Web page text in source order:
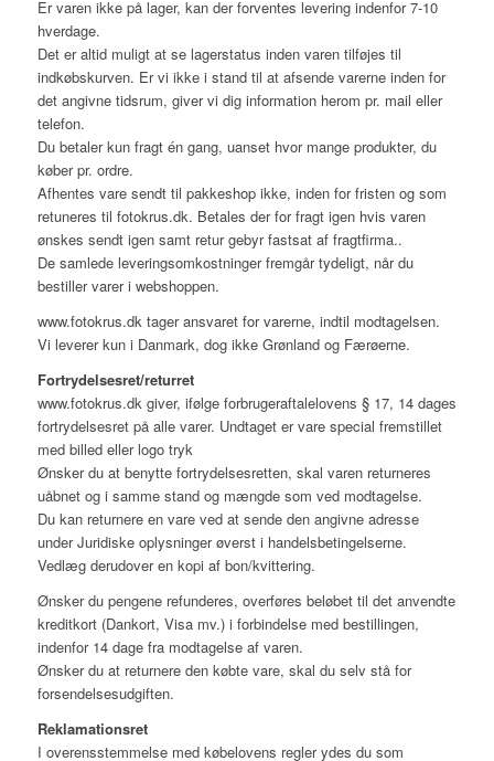
Er varen ikke på lager, kan der forventes levering indenfor 7-10
hverdage.
Det er altid muligt at se lagerstatus inden varen tilføjes til
indkøbskurven. Er vi ikke i stand til at afsende varerne inden for
det angivne tidsrum, giver vi dig information herom pr. mail eller
telefon.
Du betaler kun fragt én gang, uanset hvor mange produkter, du
køber pr. ordre.
Afhentes vare sendt til pakkeshop ikke, inden for fristen og som
retuneres til fotokrus.dk. Betales der for fragt igen hvis varen
ønskes sendt igen samt retur gebyr fastsat af fragtfirma..
De samlede leveringsomkostninger fremgår tydeligt, når du
bestiller varer i webshoppen.
www.fotokrus.dk tager ansvaret for varerne, indtil modtagelsen.
Vi leverer kun i Danmark, dog ikke Grønland og Færøerne.
Fortrydelsesret/returret
www.fotokrus.dk giver, ifølge forbrugeraftalelovens § 17, 14 dages
fortrydelsesret på alle varer. Undtaget er vare special fremstillet
med billed eller logo tryk
Ønsker du at benytte fortrydelsesretten, skal varen returneres
uåbnet og i samme stand og mængde som ved modtagelse.
Du kan returnere en vare ved at sende den angivne adresse
under Juridiske oplysninger øverst i handelsbetingelserne.
Vedlæg derudover en kopi af bon/kvittering.
Ønsker du pengene refunderes, overføres beløbet til det anvendte
kreditkort (Dankort, Visa mv.) i forbindelse med bestillingen,
indenfor 14 dage fra modtagelse af varen.
Ønsker du at returnere den købte vare, skal du selv stå for
forsendelsesudgiften.
Reklamationsret
I overensstemmelse med købelovens regler ydes du som